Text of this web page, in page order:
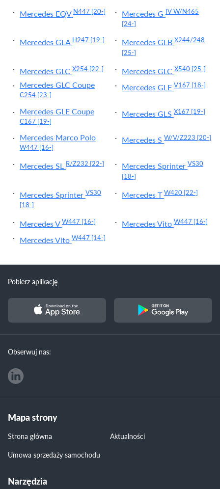
Mercedes EQV N447 [20-] Mercedes G IV W/N465
[24-]
Mercedes GLA H247 [19-] Mercedes GLB X244/248
[25-]
Mercedes GLC X254 [22-] Mercedes GLC X540 [25-]
Mercedes GLC Coupe
C254 [23-]
Mercedes GLE V167 [18-]
Mercedes GLE Coupe
C167 [19-]
Mercedes GLS X167 [19-]
Mercedes Marco Polo
W447 [16-]
Mercedes S W/V/Z223 [20-]
Mercedes SL R/Z232 [22-] Mercedes Sprinter VS30
[18-]
Mercedes Sprinter VS30
[18-]
Mercedes TW420 [22-]
Mercedes VW447 [16-] Mercedes Vito W447 [16-]
Mercedes Vito W447 [14-]
Pobierz aplikację
Obserwuj nas:
Mapa strony
Strona główna
Aktualności
Umowa sprzedaży samochodu
Narzędzia